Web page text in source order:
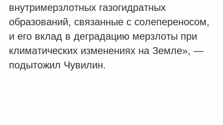
внутримерзлотных газогидратных
образований, связанные с солепереносом,
и его вклад в деградацию мерзлоты при
климатических изменениях на Земле», —
подытожил Чувилин.